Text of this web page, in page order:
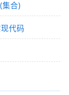
合)
代码